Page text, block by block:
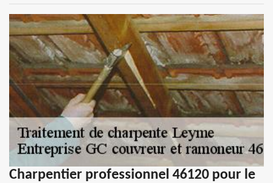
Charpentier professionnel 46120 pour le